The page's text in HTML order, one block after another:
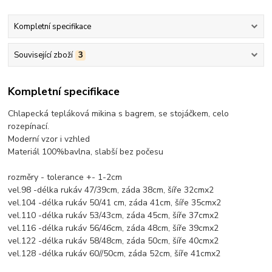
Kompletní specifikace
Související zboží 3
Kompletní specifikace
Chlapecká tepláková mikina s bagrem, se stojáčkem, celo
rozepínací.
Moderní vzor i vzhled
Materiál 100%bavlna, slabší bez počesu
rozměry - tolerance +- 1-2cm
vel.98 -délka rukáv 47/39cm, záda 38cm, šíře 32cmx2
vel.104 -délka rukáv 50/41 cm, záda 41cm, šíře 35cmx2
vel.110 -délka rukáv 53/43cm, záda 45cm, šíře 37cmx2
vel.116 -délka rukáv 56/46cm, záda 48cm, šíře 39cmx2
vel.122 -délka rukáv 58/48cm, záda 50cm, šíře 40cmx2
vel.128 -délka rukáv 60//50cm, záda 52cm, šíře 41cmx2